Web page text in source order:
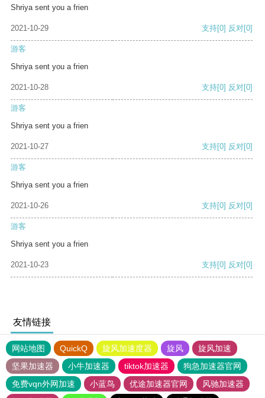
Shriya sent you a frien
2021-10-29 支持[0] 反对[0]
游客
Shriya sent you a frien
2021-10-28 支持[0] 反对[0]
游客
Shriya sent you a frien
2021-10-27 支持[0] 反对[0]
游客
Shriya sent you a frien
2021-10-26 支持[0] 反对[0]
游客
Shriya sent you a frien
2021-10-23 支持[0] 反对[0]
友情链接
网站地图 QuickQ 旋风加速度器 旋风
旋风加速
坚果加速器
小牛加速器 tiktok加速器
狗急加速器官网
免费vqn外网加速
小蓝鸟 优途加速器官网
风驰加速器